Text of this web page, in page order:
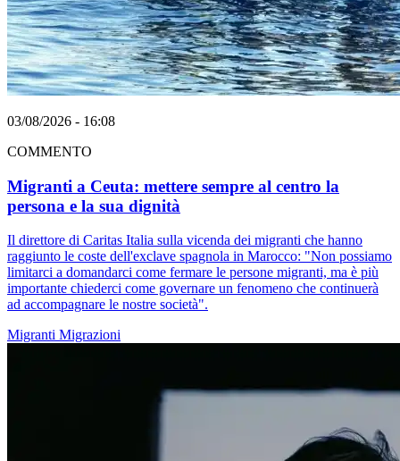
03/08/2026 - 16:08
COMMENTO
Migranti a Ceuta: mettere sempre al centro la
persona e la sua dignità
Il direttore di Caritas Italia sulla vicenda dei migranti che hanno
raggiunto le coste dell'exclave spagnola in Marocco: "Non possiamo
limitarci a domandarci come fermare le persone migranti, ma è più
importante chiederci come governare un fenomeno che continuerà
ad accompagnare le nostre società".
Migranti Migrazioni